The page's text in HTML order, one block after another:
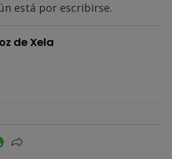
está por escribirse.
de Xela